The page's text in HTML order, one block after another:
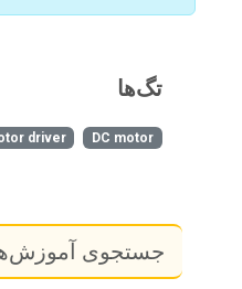
تگ‌ها
DC motor
driver